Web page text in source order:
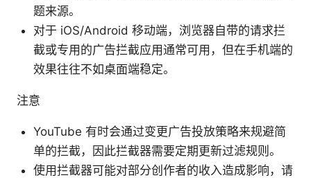
题来源。
对于 iOS/Android 移动端，浏览器自带的请求拦
截或专用的广告拦截应用通常可用，但在手机端的
效果往往不如桌面端稳定。
注意
YouTube 有时会通过变更广告投放策略来规避简
单的拦截，因此拦截器需要定期更新过滤规则。
使用拦截器可能对部分创作者的收入造成影响，请